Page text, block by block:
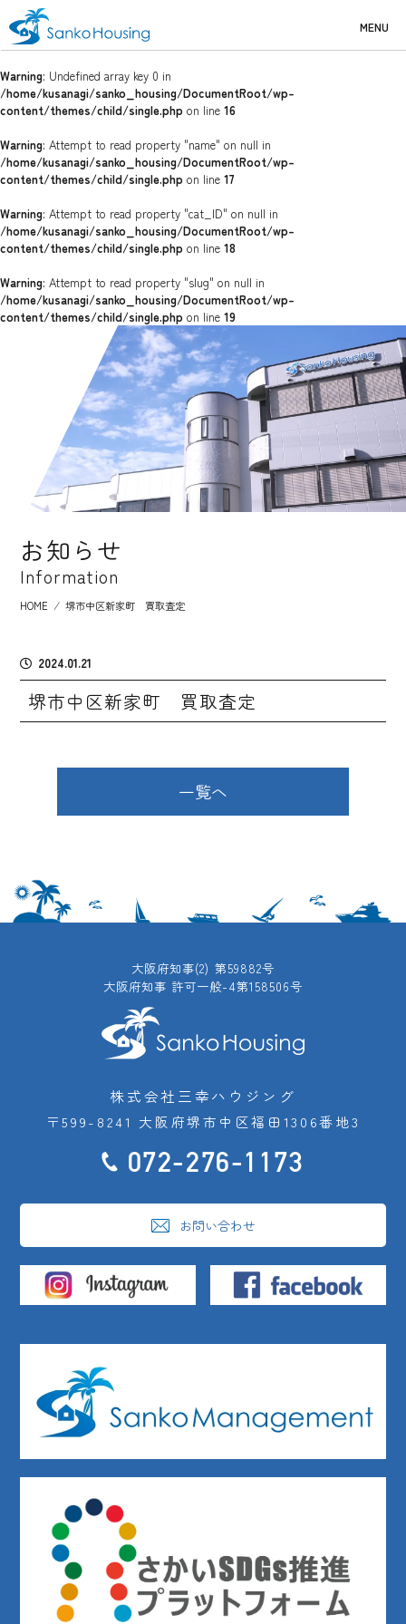
MENU
Warning: Undefined array key 0 in
/home/kusanagi/sanko_housing/DocumentRoot/wp-
content/themes/child/single.php on line 16
Warning: Attempt to read property "name" on null in
/home/kusanagi/sanko_housing/DocumentRoot/wp-
content/themes/child/single.php on line 17
Warning: Attempt to read property "cat_ID" on null in
/home/kusanagi/sanko_housing/DocumentRoot/wp-
content/themes/child/single.php on line 18
Warning: Attempt to read property "slug" on null in
/home/kusanagi/sanko_housing/DocumentRoot/wp-
content/themes/child/single.php on line 19
お知らせ
Information
HOME ⁄ 堺市中区新家町 買取査定
2024.01.21
堺市中区新家町 買取査定
一覧へ
大阪府知事(2) 第59882号
大阪府知事 許可一般-4第158506号
株式会社三幸ハウジング
〒599-8241 大阪府堺市中区福田1306番地3
072-276-1173
お問い合わせ